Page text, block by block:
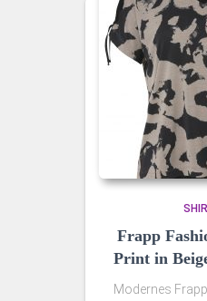
Frapp
Print in
Modernes